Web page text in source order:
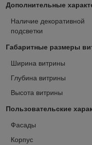
Дополнительные
Наличие декоративной
подсветки
Габаритные размеры
Ширина витрины
Глубина витрины
Высота витрины
Пользовательские
Фасады
Корпус